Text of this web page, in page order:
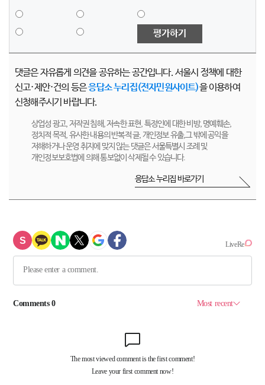
평가하기
댓글은 자유롭게 의견을 공유하는 공간입니다. 서울시 정책에 대한
신고·제안·건의 등은응답소 누리집(전자민원사이트)을 이용하여
신청해주시기 바랍니다.
상업성 광고, 저작권 침해, 저속한 표현, 특정인에 대한 비방, 명예훼손,
정치적 목적, 유사한 내용의 반복적 글, 개인정보 유출,그 밖에 공익을
저해하거나 운영 취지에 맞지 않는 댓글은 서울특별시 조례 및
개인정보보호법에 의해 통보없이 삭제될 수 있습니다.
응답소 누리집 바로가기